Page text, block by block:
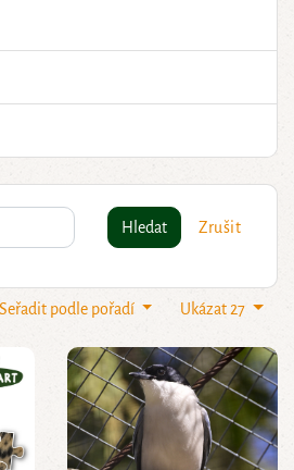
Hledat Zrušit
Ukázat 27
Seřadit podle pořadí